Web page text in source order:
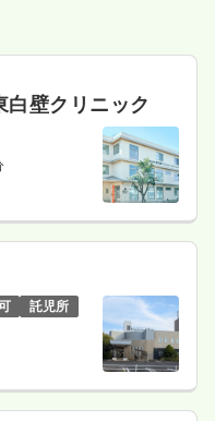
白壁クリニック
託児所